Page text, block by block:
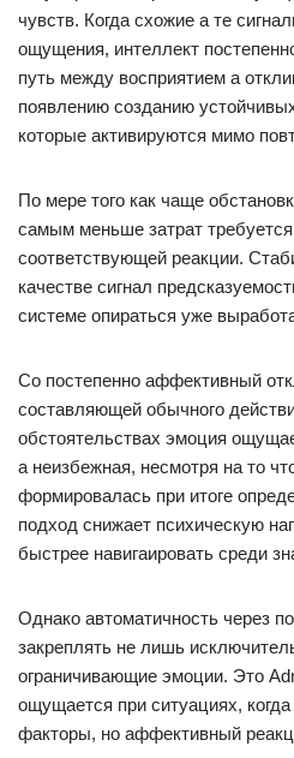
чувств. Когда схожие а те
ощущения, интеллект
путь между восприятием а
появлению созданию
которые активируются мимо
По мере того как чаще
самым меньше затрат
соответствующей реакции.
качестве сигнал
системе опираться уже
Со постепенно аффективный
составляющей обычного
обстоятельствах эмоция
а неизбежная, несмотря на то
формировалась при итоге
подход снижает психическую
быстрее навигаировать среди
Однако автоматичность через
закреплять не лишь
ограничивающие эмоции. Это
ощущается при ситуациях,
факторы, но аффективный